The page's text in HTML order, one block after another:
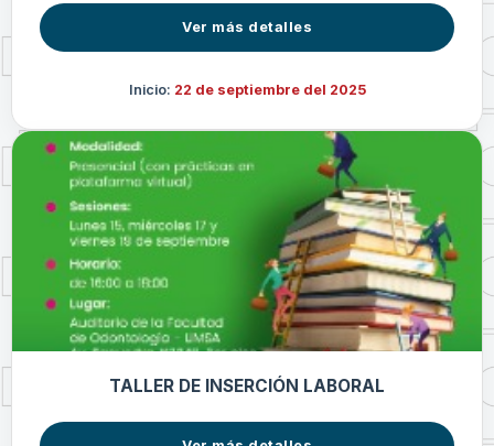
Ver más detalles
Inicio: 22 de septiembre del 2025
TALLER DE INSERCIÓN LABORAL